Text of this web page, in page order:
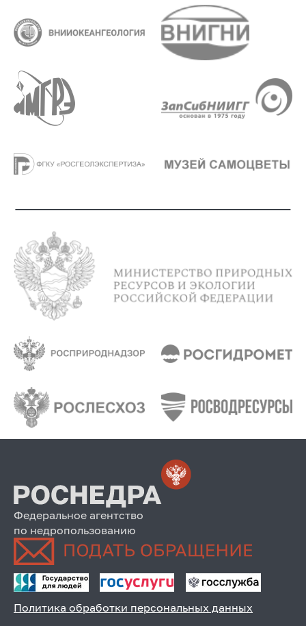
Федеральное агентство
по недропользованию
Политика обработки персональных данных